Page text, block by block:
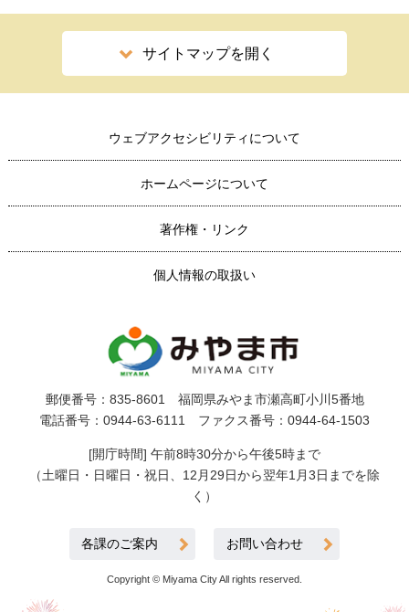
サイトマップを開く
ウェブアクセシビリティについて
ホームページについて
著作権・リンク
個人情報の取扱い
郵便番号：835-8601 福岡県みやま市瀬高町小川5番地
電話番号：0944-63-6111 ファクス番号：0944-64-1503
[開庁時間] 午前8時30分から午後5時まで
（土曜日・日曜日・祝日、12月29日から翌年1月3日までを除
く）
各課のご案内 お問い合わせ
Copyright © Miyama City All rights reserved.